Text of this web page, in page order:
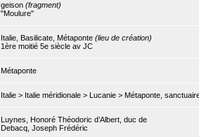
geison (fragment)
"Moulure"
Italie, Basilicate, Métaponte (lieu de création)
1ère moitié 5e siècle av JC
Métaponte
Italie > Italie méridionale > Lucanie > Métaponte,
Luynes, Honoré Théodoric d’Albert, duc de
Debacq, Joseph Frédéric